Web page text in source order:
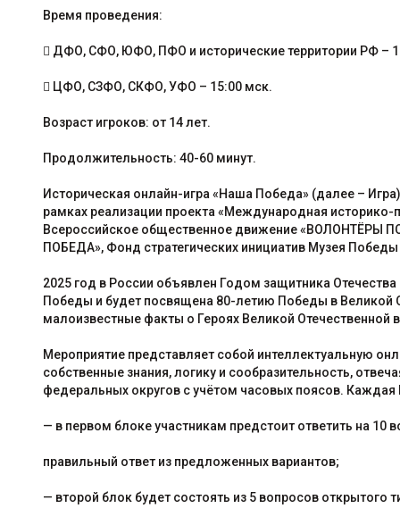
Время проведения:
 ДФО, СФО, ЮФО, ПФО и исторические территории РФ –
 ЦФО, СЗФО, СКФО, УФО – 15:00 мск.
Возраст игроков: от 14 лет.
Продолжительность: 40-60 минут.
Историческая онлайн-игра «Наша Победа» (далее –
рамках реализации проекта «Международная
Всероссийское общественное движение «ВОЛОНТЁРЫ
ПОБЕДА», Фонд стратегических инициатив Музея
2025 год в России объявлен Годом защитника
Победы и будет посвящена 80-летию Победы в Великой
малоизвестные факты о Героях Великой Отечественной
Мероприятие представляет собой интеллектуальную
собственные знания, логику и сообразительность,
федеральных округов с учётом часовых поясов. Каждая
— в первом блоке участникам предстоит ответить на 10
правильный ответ из предложенных вариантов;
— второй блок будет состоять из 5 вопросов открытого